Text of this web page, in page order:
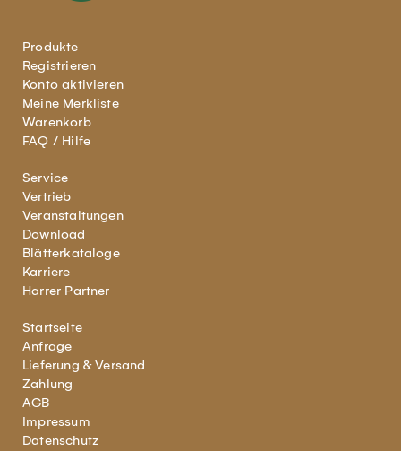
Produkte
Registrieren
Konto aktivieren
Meine Merkliste
Warenkorb
FAQ / Hilfe
Service
Vertrieb
Veranstaltungen
Download
Blätterkataloge
Karriere
Harrer Partner
Startseite
Anfrage
Lieferung & Versand
Zahlung
AGB
Impressum
Datenschutz